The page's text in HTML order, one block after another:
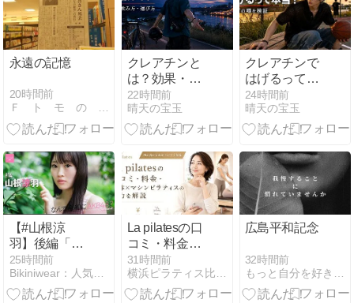
い/オススメ回
④話分【ボイ
スコミック】
永遠の記憶
20時間前
Ｆ ト モ の 本 音
クレアチンと
は？効果・副
作用・飲み
方・選び方ま
でオレが全部
ガイド
22時間前
晴天の宝玉
クレアチンで
はげるって本
当？抜け毛と
DHTの噂を最
新の試験でほ
24時間前
晴天の宝玉
【#山根涼
羽】後編「昔
はよく病んで
たけど、マレ
ーシアに行っ
25時間前
Bikiniwear：人気のグラビア・ビキニ女優の動画サイト
La pilatesの口
コミ・料金・
整体×マシン
ピラティスの
魅力を解説
31時間前
横浜ピラティス比較ナビ
広島平和記念
32時間前